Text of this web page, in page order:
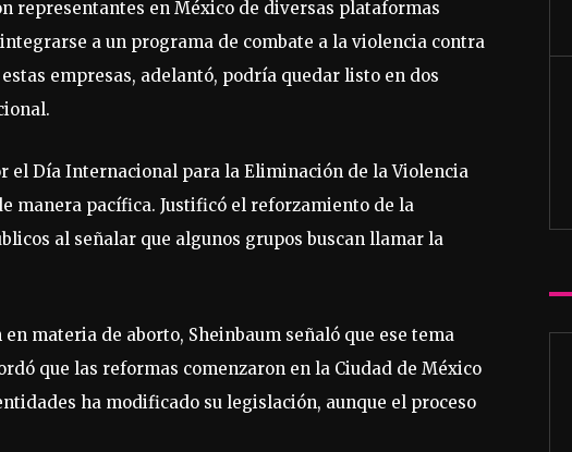
representantes en México de diversas plataformas
a un programa de combate a la violencia contra
empresas, adelantó, podría quedar listo en dos
el Día Internacional para la Eliminación de la Violencia
manera pacífica. Justificó el reforzamiento de la
al señalar que algunos grupos buscan llamar la
materia de aborto, Sheinbaum señaló que ese tema
que las reformas comenzaron en la Ciudad de México
ha modificado su legislación, aunque el proceso